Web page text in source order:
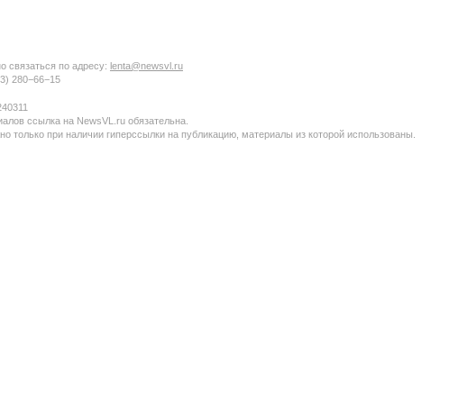
связаться по адресу: lenta@newsvl.ru
280−66−15
ссылка на NewsVL.ru обязательна.
только при наличии гиперссылки на публикацию, материалы из которой использованы.